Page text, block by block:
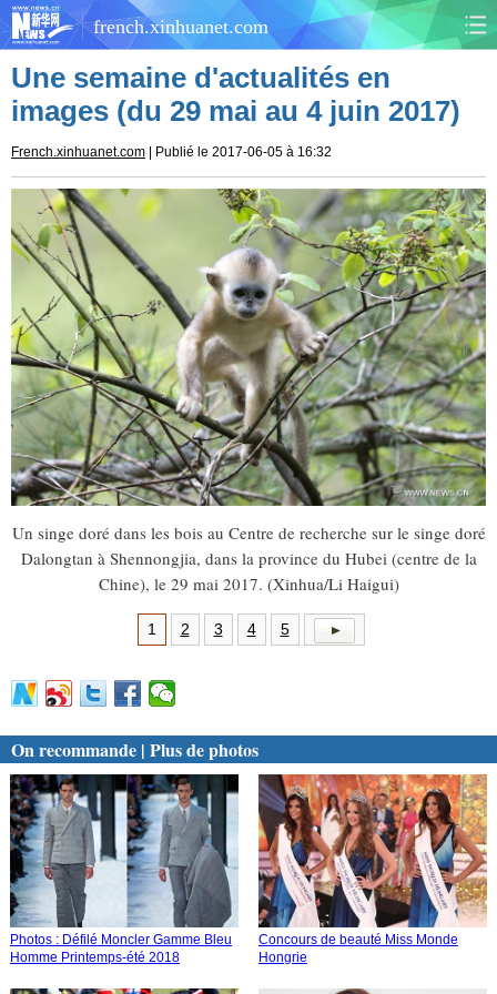
french.xinhuanet.com
CHINE MONDE
CULTURE SOCIÉTÉ
SANTÉ SPORTS
SCI&TECH PLANÈTE
TOURISME DOCUMENTS
DOSSIERS PHOTOS
VIDÉOS
Une semaine d'actualités en
images (du 29 mai au 4 juin 2017)
French.xinhuanet.com | Publié le 2017-06-05 à 16:32
Un singe doré dans les bois au Centre de recherche sur le singe doré
Dalongtan à Shennongjia, dans la province du Hubei (centre de la
Chine), le 29 mai 2017. (Xinhua/Li Haigui)
1 2 3 4 5
On recommande | Plus de photos
Photos : Défilé Moncler Gamme Bleu
Homme Printemps-été 2018
Concours de beauté Miss Monde
Hongrie